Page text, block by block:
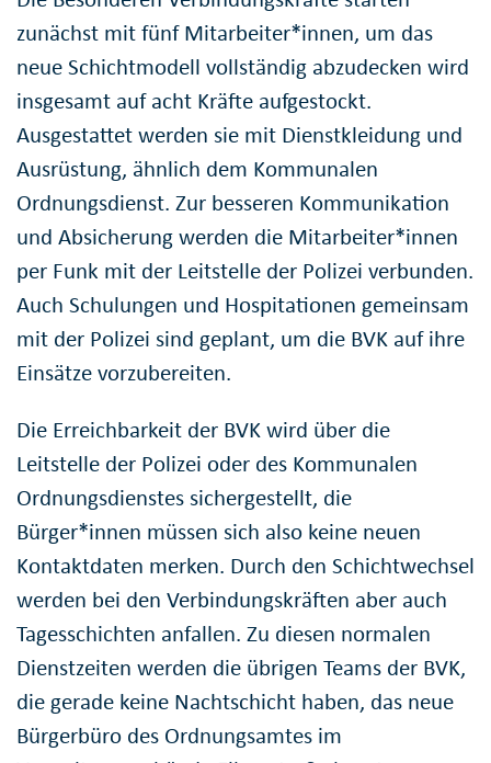
zunächst mit fünf Mitarbeiter*innen, um das
neue Schichtmodell vollständig abzudecken wird
insgesamt auf acht Kräfte aufgestockt.
Ausgestattet werden sie mit Dienstkleidung und
Ausrüstung, ähnlich dem Kommunalen
Ordnungsdienst. Zur besseren Kommunikation
und Absicherung werden die Mitarbeiter*innen
per Funk mit der Leitstelle der Polizei verbunden.
Auch Schulungen und Hospitationen gemeinsam
mit der Polizei sind geplant, um die BVK auf ihre
Einsätze vorzubereiten.
Die Erreichbarkeit der BVK wird über die
Leitstelle der Polizei oder des Kommunalen
Ordnungsdienstes sichergestellt, die
Bürger*innen müssen sich also keine neuen
Kontaktdaten merken. Durch den Schichtwechsel
werden bei den Verbindungskräften aber auch
Tagesschichten anfallen. Zu diesen normalen
Dienstzeiten werden die übrigen Teams der BVK,
die gerade keine Nachtschicht haben, das neue
Bürgerbüro des Ordnungsamtes im